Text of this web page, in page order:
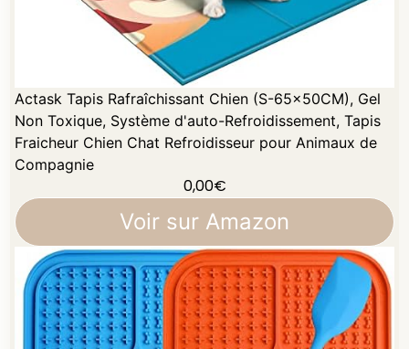
Actask Tapis Rafraîchissant Chien (S-65x50CM), Gel
Non Toxique, Système d'auto-Refroidissement, Tapis
Fraicheur Chien Chat Refroidisseur pour Animaux de
Compagnie
0,00€
Voir sur Amazon